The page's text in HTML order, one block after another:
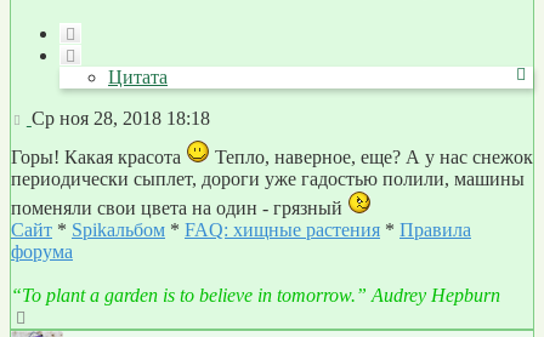
Цитата
Сообщение
Ср ноя 28, 2018 18:18
Горы! Какая красота
Тепло, наверное, еще? А у нас снежок
периодически сыплет, дороги уже гадостью полили, машины
поменяли свои цвета на один - грязный
Сайт * Spikальбом * FAQ: хищные растения * Правила
форума
“To plant a garden is to believe in tomorrow.” Audrey Hepburn